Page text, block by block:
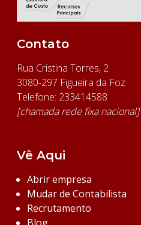
Contato
Rua Cristina Torres, 2
3080-297 Figueira da Foz
Telefone: 233414588
[chamada rede fixa nacional]
Vê Aqui
Abrir empresa
Mudar de Contabilista
Recrutamento